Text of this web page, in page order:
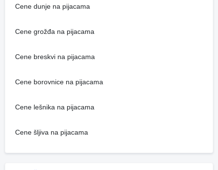
Cene dunje na pijacama
Cene grožđa na pijacama
Cene breskvi na pijacama
Cene borovnice na pijacama
Cene lešnika na pijacama
Cene šljiva na pijacama